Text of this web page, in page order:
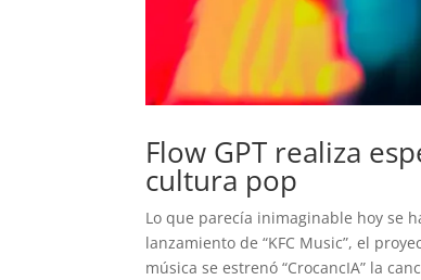
Flow GPT realiza
cultura pop
Lo que parecía inimaginable hoy se
lanzamiento de “KFC Music”, el
música se estrenó “CrocancIA” la